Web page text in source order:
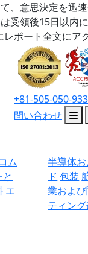
、意思決定を迅
受領後15日以内に
レポート全文にア
+81-505-050-
問い合わせ
ム
エ
半導体
ド 包装
業およ
ティン